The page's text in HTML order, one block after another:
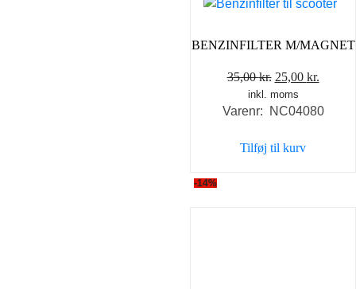
BENZINFILTER M/MAGNET
35,00kr. Den
oprindelige
pris
35,00 kr..
25,00 kr.Den
pris
inkl. moms
Varenr: NC04080
Tilføj til kurv
-14%